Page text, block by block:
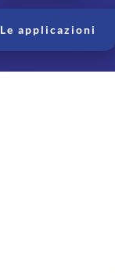
Le applicazioni